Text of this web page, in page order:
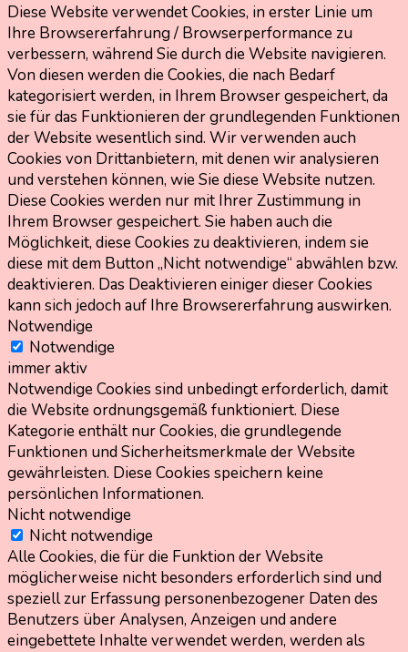
Diese Website verwendet Cookies, in erster Linie um
Ihre Browsererfahrung / Browserperformance zu
verbessern, während Sie durch die Website navigieren.
Von diesen werden die Cookies, die nach Bedarf
kategorisiert werden, in Ihrem Browser gespeichert, da
sie für das Funktionieren der grundlegenden Funktionen
der Website wesentlich sind. Wir verwenden auch
Cookies von Drittanbietern, mit denen wir analysieren
und verstehen können, wie Sie diese Website nutzen.
Diese Cookies werden nur mit Ihrer Zustimmung in
Ihrem Browser gespeichert. Sie haben auch die
Möglichkeit, diese Cookies zu deaktivieren, indem sie
diese mit dem Button „Nicht notwendige“ abwählen bzw.
deaktivieren. Das Deaktivieren einiger dieser Cookies
kann sich jedoch auf Ihre Browsererfahrung auswirken.
Notwendige
Notwendige
immer aktiv
Notwendige Cookies sind unbedingt erforderlich, damit
die Website ordnungsgemäß funktioniert. Diese
Kategorie enthält nur Cookies, die grundlegende
Funktionen und Sicherheitsmerkmale der Website
gewährleisten. Diese Cookies speichern keine
persönlichen Informationen.
Nicht notwendige
Nicht notwendige
Alle Cookies, die für die Funktion der Website
möglicherweise nicht besonders erforderlich sind und
speziell zur Erfassung personenbezogener Daten des
Benutzers über Analysen, Anzeigen und andere
eingebettete Inhalte verwendet werden, werden als